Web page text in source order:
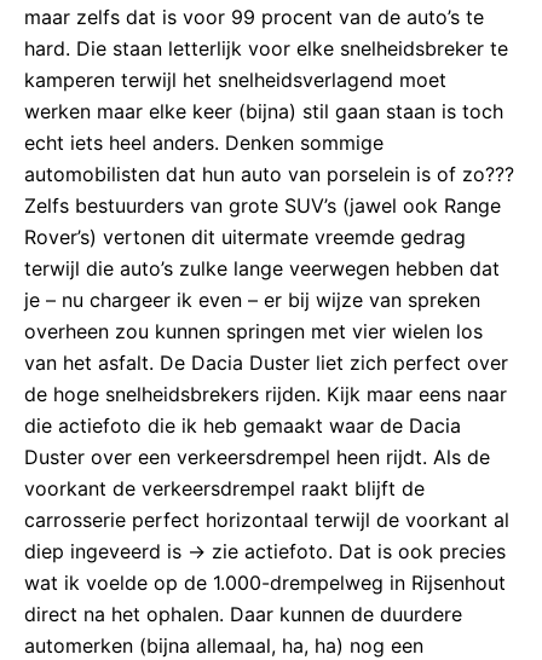
maar zelfs dat is voor 99 procent van de auto’s te
hard. Die staan letterlijk voor elke snelheidsbreker te
kamperen terwijl het snelheidsverlagend moet
werken maar elke keer (bijna) stil gaan staan is toch
echt iets heel anders. Denken sommige
automobilisten dat hun auto van porselein is of zo???
Zelfs bestuurders van grote SUV’s (jawel ook Range
Rover’s) vertonen dit uitermate vreemde gedrag
terwijl die auto’s zulke lange veerwegen hebben dat
je – nu chargeer ik even – er bij wijze van spreken
overheen zou kunnen springen met vier wielen los
van het asfalt. De Dacia Duster liet zich perfect over
de hoge snelheidsbrekers rijden. Kijk maar eens naar
die actiefoto die ik heb gemaakt waar de Dacia
Duster over een verkeersdrempel heen rijdt. Als de
voorkant de verkeersdrempel raakt blijft de
carrosserie perfect horizontaal terwijl de voorkant al
diep ingeveerd is -> zie actiefoto. Dat is ook precies
wat ik voelde op de 1.000-drempelweg in Rijsenhout
direct na het ophalen. Daar kunnen de duurdere
automerken (bijna allemaal, ha, ha) nog een